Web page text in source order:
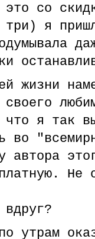
это со
три) я
жизни
что я так
во
автора
Не
утрам